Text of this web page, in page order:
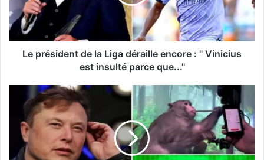
Le président de la Liga déraille encore : " Vinicius
est insulté parce que...''